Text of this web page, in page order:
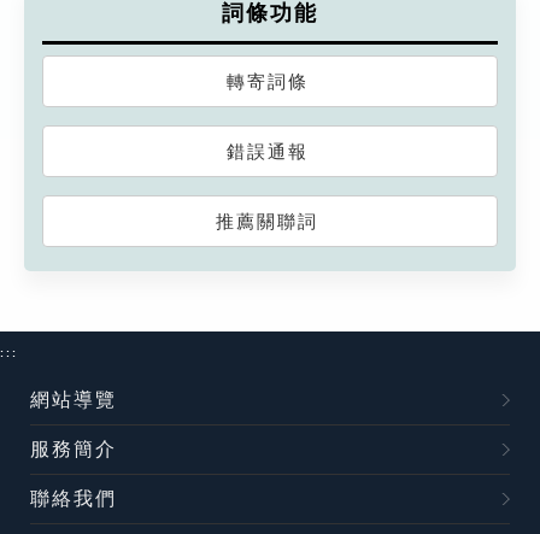
詞條功能
轉寄詞條
錯誤通報
推薦關聯詞
:::
網站導覽
服務簡介
聯絡我們